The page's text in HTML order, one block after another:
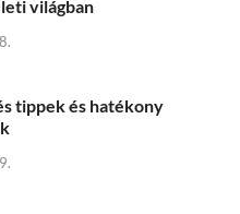
világban
tippek és hatékony